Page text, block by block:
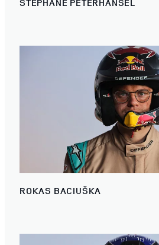
STÉPHANE PETERHANSEL
ROKAS BACIUŠKA